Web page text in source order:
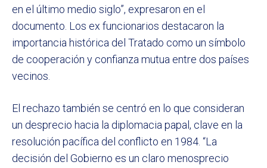
en el último medio siglo”, expresaron en el
documento. Los ex funcionarios destacaron la
importancia histórica del Tratado como un símbolo
de cooperación y confianza mutua entre dos países
vecinos.
El rechazo también se centró en lo que consideran
un desprecio hacia la diplomacia papal, clave en la
resolución pacífica del conflicto en 1984. “La
decisión del Gobierno es un claro menosprecio